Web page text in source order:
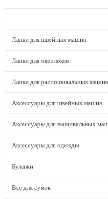
Лапки для швейных машин
Лапки для оверлоков
Лапки для распошивальных машин
Аксессуары для швейных машин
Аксессуары для вышивальных
Аксессуары для одежды
Булавки
Всё для сумок